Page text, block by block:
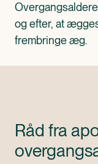
og efter, at
frembringe æg.
Råd fra